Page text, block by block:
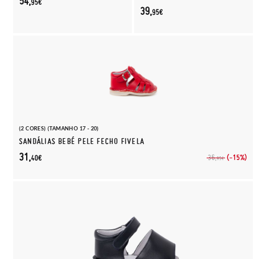
95€
39,95€
(2 CORES) (TAMANHO 17 - 20)
SANDÁLIAS BEBÉ PELE FECHO FIVELA
36,95€ (-15%)
31,40€